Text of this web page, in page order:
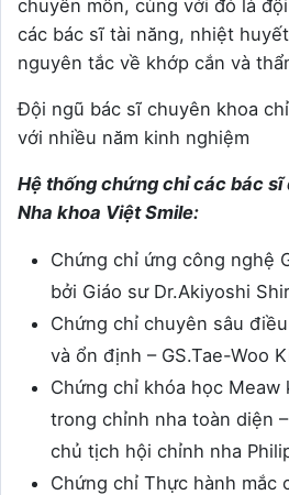
chuyên môn, cùng với đó là
các bác sĩ tài năng, nhiệt
nguyên tắc về khớp cắn và
Đội ngũ bác sĩ chuyên khoa
với nhiều năm kinh nghiệm
Hệ thống chứng chỉ các bác
Nha khoa Việt Smile:
Chứng chỉ ứng công nghệ
bởi Giáo sư Dr.Akiyoshi
Chứng chỉ chuyên sâu
và ổn định – GS.Tae-Woo
Chứng chỉ khóa học Meaw
trong chỉnh nha toàn diện
chủ tịch hội chỉnh nha
Chứng chỉ Thực hành mắc